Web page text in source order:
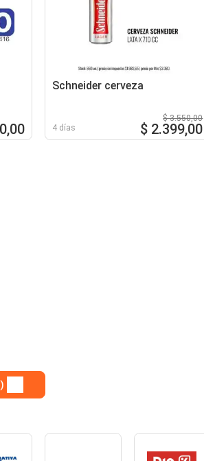
Schneider cerveza
4 días
$ 3.550,00
$ 2.399,00